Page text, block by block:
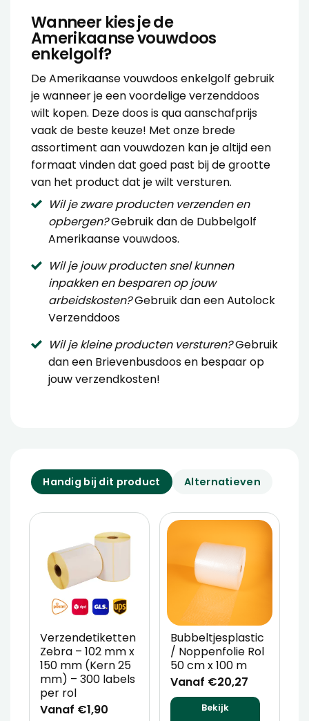
Wanneer kies je de
Amerikaanse vouwdoos
enkelgolf?
DeAmerikaanse vouwdoos enkelgolf gebruik
je wanneer je een voordelige verzenddoos
wilt kopen. Deze doos is qua aanschafprijs
vaak de beste keuze! Met onze brede
assortiment aan vouwdozen kan je altijd een
formaat vinden dat goed past bij de grootte
van het product dat je wilt versturen.
Wil je zware producten verzenden en
opbergen?Gebruik dan de Dubbelgolf
Amerikaanse vouwdoos.
Wil je jouw producten snel kunnen
inpakken en besparen op jouw
arbeidskosten?Gebruik dan eenAutolock
Verzenddoos
Wil je kleine producten versturen?Gebruik
dan een Brievenbusdoosen bespaar op
jouw verzendkosten!
Handig bij dit product Alternatieven
Verzendetiketten
Zebra – 102 mm x
150 mm (Kern 25
mm) – 300 labels
per rol
Vanaf €1,90
Bubbeltjesplastic
/ Noppenfolie Rol
50 cm x 100 m
Vanaf €20,27
Bekijk